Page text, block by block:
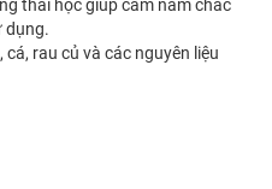
thái học giúp cầm nắm chắc
dụng.
rau củ và các nguyên liệu